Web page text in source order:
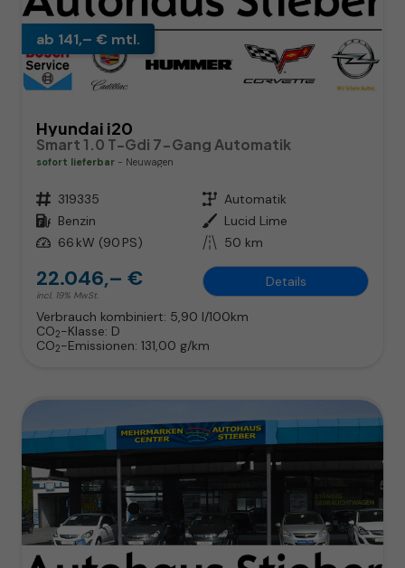
ab 141,– € mtl.
Hyundai i20
Smart 1.0 T-Gdi 7-Gang Automatik
sofort lieferbar Neuwagen
Fahrzeugnr. 319335 Getriebe Automatik
Kraftstoff Benzin Außenfarbe Lucid Lime
Leistung 66 kW (90 PS) Kilometerstand 50 km
22.046,– €
incl. 19% MwSt.
Details
Verbrauch kombiniert: 5,90 l/100km
CO2-Klasse: D
CO2-Emissionen: 131,00 g/km